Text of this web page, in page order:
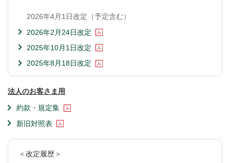
2026年4月1日改定（予定含む）
2026年2月24日改定
2025年10月1日改定
2025年8月18日改定
法人のお客さま用
約款・規定集
新旧対照表
＜改定履歴＞